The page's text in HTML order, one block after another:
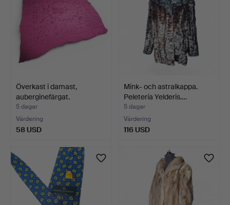
Överkast i damast,
auberginefärgat.
5 dagar
Värdering
58 USD
Mink- och astralkappa.
Peletería Yelderis.…
5 dagar
Värdering
116 USD